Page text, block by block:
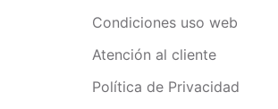
Condiciones uso web
Atención al cliente
Política de Privacidad